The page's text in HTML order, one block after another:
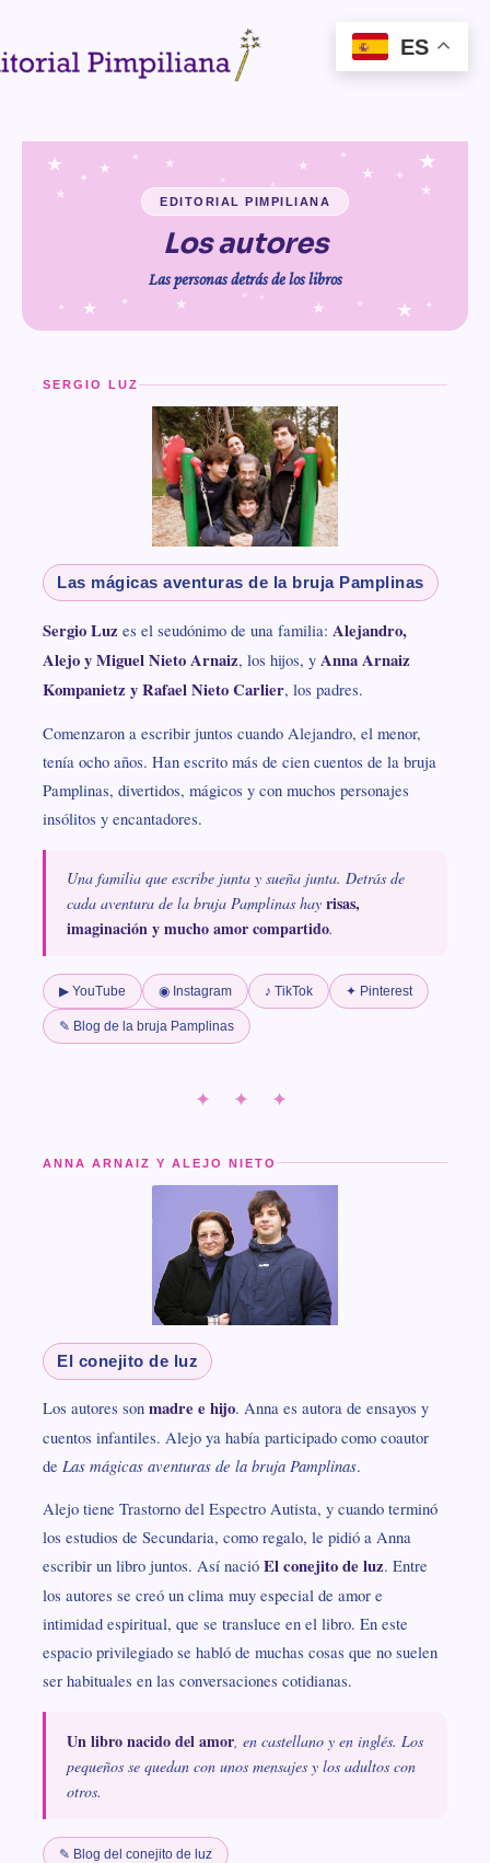
★ ★
★ ★
★ ★
★
★
★ ★
★ ★
★
★
★
★
★
★
★
★
✦
✦
✦
✦
✦
EDITORIAL PIMPILIANA
Los autores
Las personas detrás de los libros
SERGIO LUZ
Las mágicas aventuras de la bruja Pamplinas
Sergio Luz es el seudónimo de una familia: Alejandro,
Alejo y Miguel Nieto Arnaiz, los hijos, y Anna Arnaiz
Kompanietz y Rafael Nieto Carlier, los padres.
Comenzaron a escribir juntos cuando Alejandro, el menor,
tenía ocho años. Han escrito más de cien cuentos de la bruja
Pamplinas, divertidos, mágicos y con muchos personajes
insólitos y encantadores.
Una familia que escribe junta y sueña junta. Detrás de
cada aventura de la bruja Pamplinas hayrisas,
imaginación y mucho amor compartido.
▶ YouTube ◉ Instagram ♪ TikTok ✦ Pinterest
✎ Blog de la bruja Pamplinas
✦ ✦ ✦
ANNA ARNAIZ Y ALEJO NIETO
El conejito de luz
Los autores sonmadre e hijo. Anna es autora de ensayos y
cuentos infantiles. Alejo ya había participado como coautor
deLas mágicas aventuras de la bruja Pamplinas.
Alejo tiene Trastorno del Espectro Autista, y cuando terminó
los estudios de Secundaria, como regalo, le pidió a Anna
escribir un libro juntos. Así nacióEl conejito de luz. Entre
los autores se creó un clima muy especial de amor e
intimidad espiritual, que se transluce en el libro. En este
espacio privilegiado se habló de muchas cosas que no suelen
ser habituales en las conversaciones cotidianas.
Un libro nacido del amor , en castellano y en inglés. Los
pequeños se quedan con unos mensajes y los adultos con
otros.
✎ Blog del conejito de luz
ES